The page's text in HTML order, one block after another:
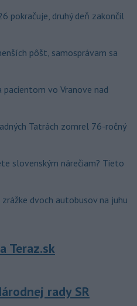
pokračuje, druhý deň zakončil
pôšt, samosprávam sa
pacientom vo Vranove nad
Tatrách zomrel 76-ročný
slovenským nárečiam? Tieto
dvoch autobusov na juhu
Teraz.sk
rady SR